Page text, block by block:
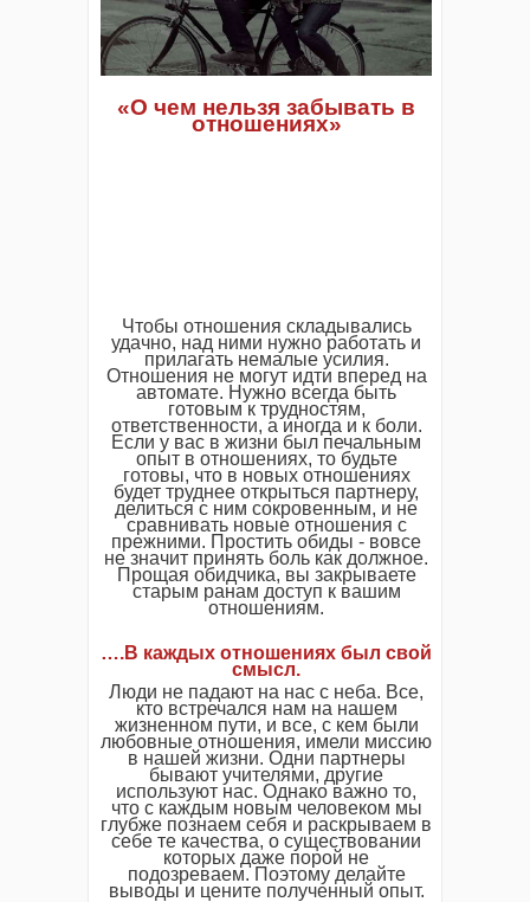
«О чем нельзя забывать в
отношениях»
Чтобы отношения складывались
удачно, над ними нужно работать и
прилагать немалые усилия.
Отношения не могут идти вперед на
автомате. Нужно всегда быть
готовым к трудностям,
ответственности, а иногда и к боли.
Если у вас в жизни был печальным
опыт в отношениях, то будьте
готовы, что в новых отношениях
будет труднее открыться партнеру,
делиться с ним сокровенным, и не
сравнивать новые отношения с
прежними. Простить обиды - вовсе
не значит принять боль как должное.
Прощая обидчика, вы закрываете
старым ранам доступ к вашим
отношениям.
….В каждых отношениях был свой
смысл.
Люди не падают на нас с неба. Все,
кто встречался нам на нашем
жизненном пути, и все, с кем были
любовные отношения, имели миссию
в нашей жизни. Одни партнеры
бывают учителями, другие
используют нас. Однако важно то,
что с каждым новым человеком мы
глубже познаем себя и раскрываем в
себе те качества, о существовании
которых даже порой не
подозреваем. Поэтому делайте
выводы и цените полученный опыт.